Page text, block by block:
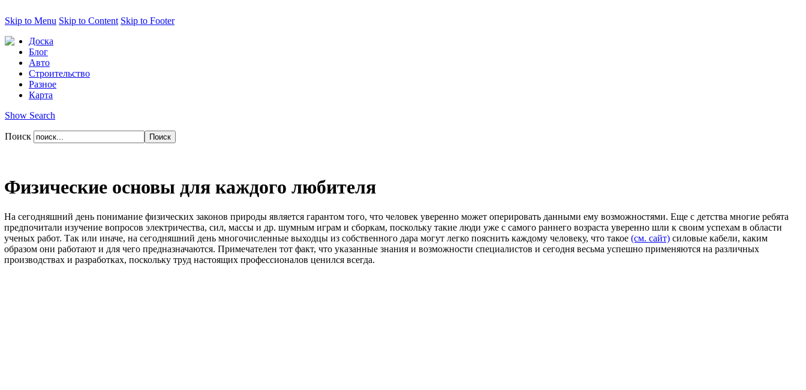
Skip to Menu Skip to Content Skip to Footer
Доска
Блог
Авто
Строительство
Разное
Карта
Show Search
Поиск
Физические основы для каждого любителя
На сегодняшний день понимание физических законов природы является гарантом того, что человек уверенно может оперировать данными ему возможностями. Еще с детства многие ребята
предпочитали изучение вопросов электричества, сил, массы и др. шумным играм и сборкам, поскольку такие люди уже с самого раннего возраста уверенно шли к своим успехам в области
ученых работ. Так или иначе, на сегодняшний день многочисленные выходцы из собственного дара могут легко пояснить каждому человеку, что такое (см. сайт) силовые кабели, каким
образом они работают и для чего предназначаются. Примечателен тот факт, что указанные знания и возможности специалистов и сегодня весьма успешно применяются на различных
производствах и разработках, поскольку труд настоящих профессионалов ценился всегда.